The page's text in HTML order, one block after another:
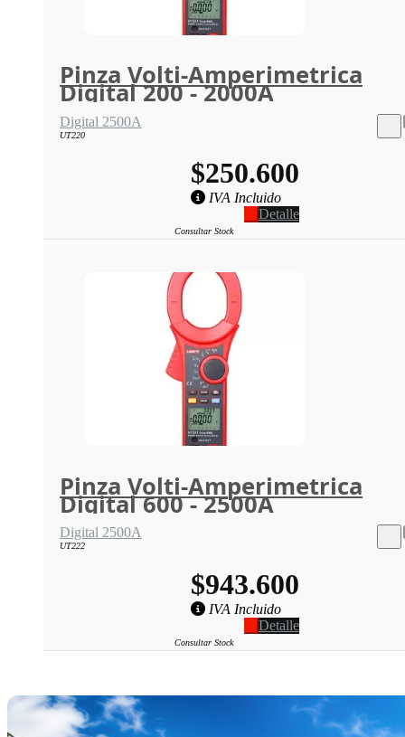
Pinza Volti-Amperimetrica
Digital 200 - 2000A
Digital 2500A
UT220
$250.600
IVA Incluido
Detalle
Consultar Stock
Pinza Volti-Amperimetrica
Digital 600 - 2500A
Digital 2500A
UT222
$943.600
IVA Incluido
Detalle
Consultar Stock